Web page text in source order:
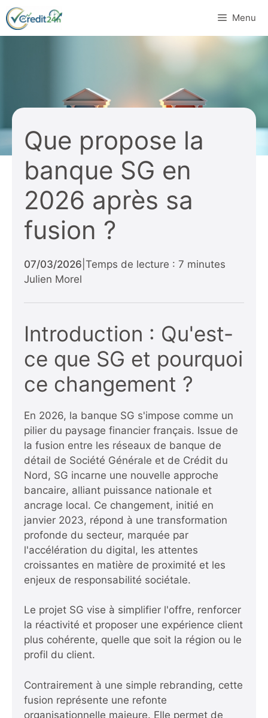
Aller
au
contenu
Menu
Que propose la
banque SG en
2026 après sa
fusion ?
07/03/2026 Temps de lecture : 7 minutes
Julien Morel
Introduction : Qu'est-
ce que SG et pourquoi
ce changement ?
En 2026, la banque SG s'impose comme un
pilier du paysage financier français. Issue de
la fusion entre les réseaux de banque de
détail de Société Générale et de Crédit du
Nord, SG incarne une nouvelle approche
bancaire, alliant puissance nationale et
ancrage local. Ce changement, initié en
janvier 2023, répond à une transformation
profonde du secteur, marquée par
l'accélération du digital, les attentes
croissantes en matière de proximité et les
enjeux de responsabilité sociétale.
Le projet SG vise à simplifier l'offre, renforcer
la réactivité et proposer une expérience client
plus cohérente, quelle que soit la région ou le
profil du client.
Contrairement à une simple rebranding, cette
fusion représente une refonte
organisationnelle majeure. Elle permet de